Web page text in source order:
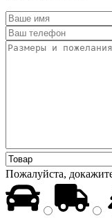
Пожалуйста,